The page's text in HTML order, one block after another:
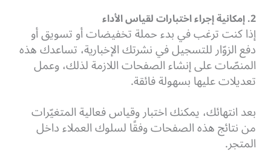
2. إمكانية إجراء اختبارات لقياس الأداء
إذا كنت ترغب في بدء حملة تخفيضات أو تسويق أو
دفع الزوّار للتسجيل في نشرتك الإخبارية، تساعدك هذه
المنصّات على إنشاء الصفحات اللازمة لذلك، وعمل
تعديلات عليها بسهولة فائقة.
بعد انتهائك، يمكنك اختبار وقياس فعالية المتغيّرات
من نتائج هذه الصفحات وفقًا لسلوك العملاء داخل
المتجر.